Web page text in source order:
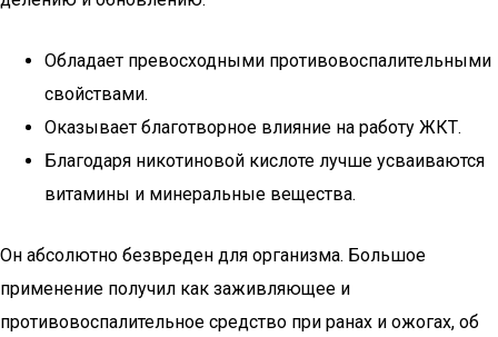
Обладает превосходными противовоспалительными
свойствами.
Оказывает благотворное влияние на работу ЖКТ.
Благодаря никотиновой кислоте лучше усваиваются
витамины и минеральные вещества.
Он абсолютно безвреден для организма. Большое
применение получил как заживляющее и
противовоспалительное средство при ранах и ожогах, об